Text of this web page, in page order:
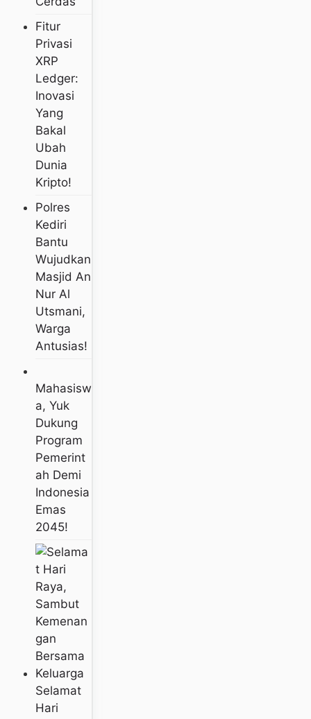
Fitur
Privasi
XRP
Ledger:
Inovasi
Yang
Bakal
Ubah
Dunia
Kripto!
Polres
Kediri
Bantu
Wujudkan
Masjid An
Nur Al
Utsmani,
Warga
Antusias!
Mahasisw
A, Yuk
Dukung
Program
Pemerint
Ah Demi
Indonesia
Emas
2045!
Selamat
Hari